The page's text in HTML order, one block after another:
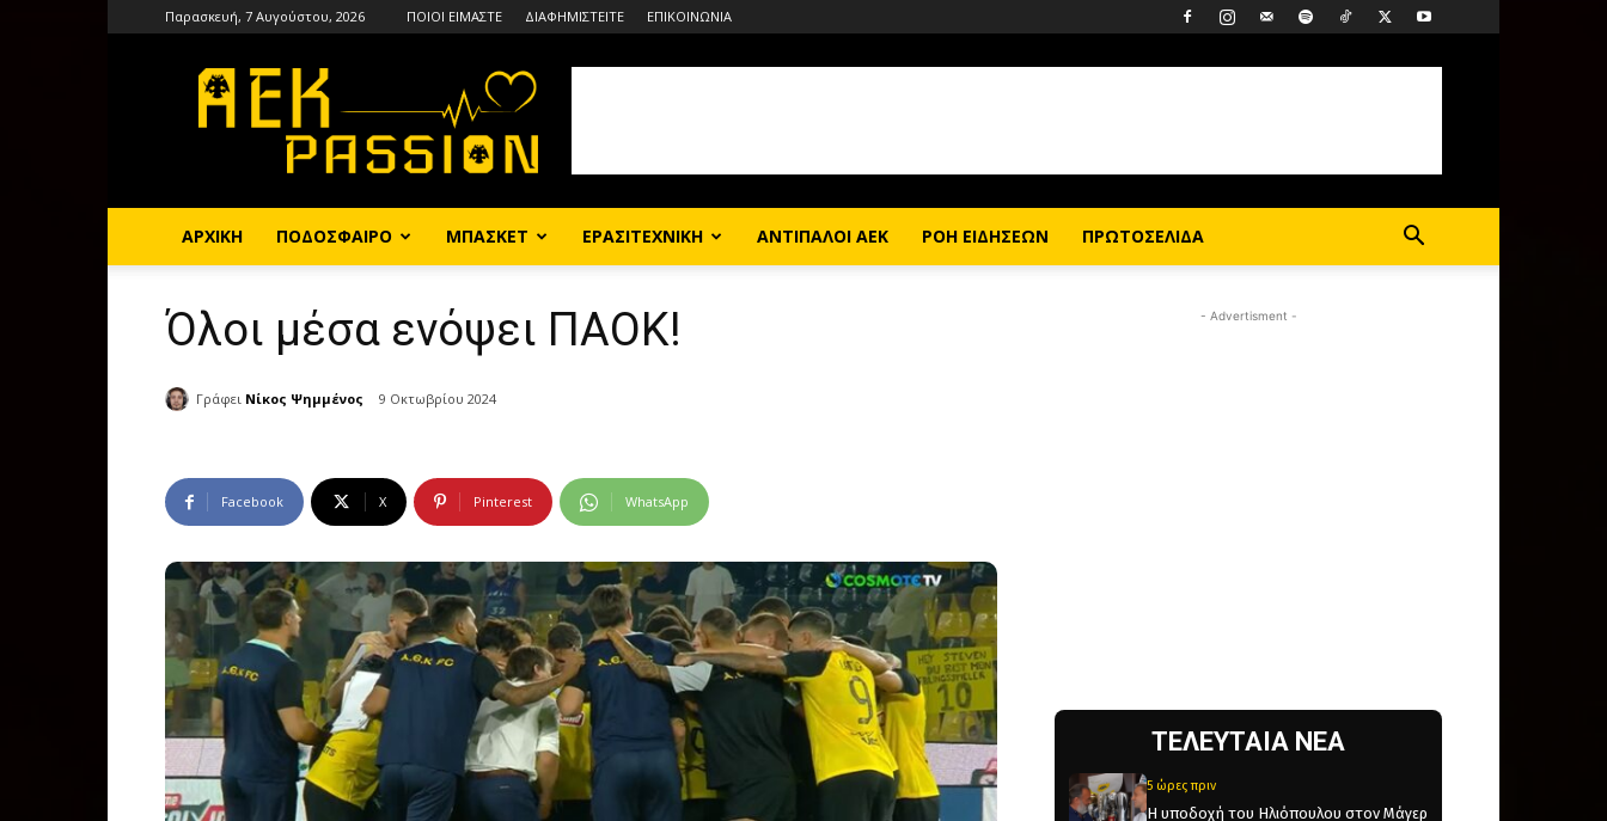
Παρασκευή, 7 Αυγούστου, 2026 ΠΟΙΟΙ ΕΙΜΑΣΤΕ ΔΙΑΦΗΜΙΣΤΕΙΤΕ ΕΠΙΚΟΙΝΩΝΙΑ
ΑΡΧΙΚΗ ΠΟΔΟΣΦΑΙΡΟ ΜΠΑΣΚΕΤ ΕΡΑΣΙΤΕΧΝΙΚΗ ΑΝΤΙΠΑΛΟΙ ΑΕΚ ΡΟΗ ΕΙΔΗΣΕΩΝ ΠΡΩΤΟΣΕΛΙΔΑ
Όλοι μέσα ενόψει ΠΑΟΚ!
Γράφει Νίκος Ψημμένος 9 Οκτωβρίου 2024
Facebook X Pinterest WhatsApp
- Advertisment -
ΤΕΛΕΥΤΑΙΑ ΝΕΑ
5 ώρες πριν
Η υποδοχή του Ηλιόπουλου στον Μάγερ